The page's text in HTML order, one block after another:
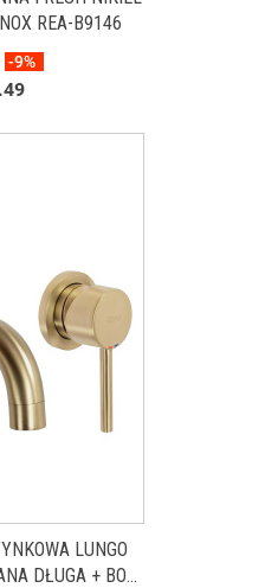
REA-B9146
-9%
LUNGO
DŁUGA + BOX